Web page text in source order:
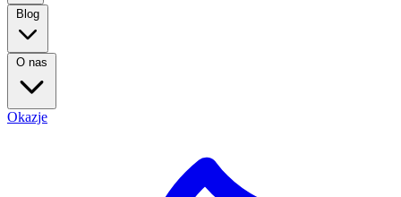
Blog
O nas
Okazje